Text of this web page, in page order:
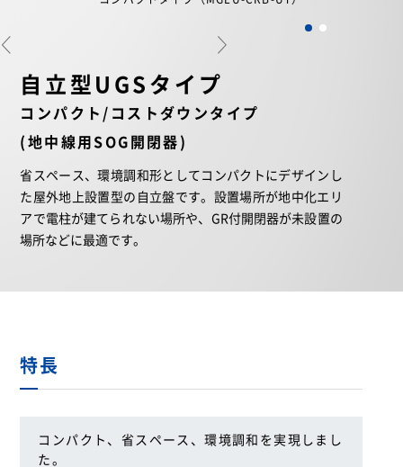
自立型UGSタイプ
コンパクト/コストダウンタイプ
(地中線用SOG開閉器)
省スペース、環境調和形としてコンパクトにデザインし
た屋外地上設置型の自立盤です。設置場所が地中化エリ
アで電柱が建てられない場所や、GR付開閉器が未設置の
場所などに最適です。
特長
コンパクト、省スペース、環境調和を実現しまし
た。